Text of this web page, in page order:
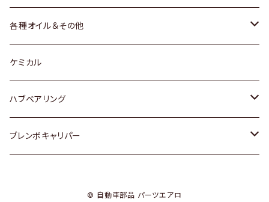
三菱
スバル
マツダ
マツダ
スバル
ホンダ
スズキ
日産
ダイハツ
各種オイル＆その他
ディーデル洗浄添加剤
ケミカル
ハブベアリング
トヨタ
ブレンボキャリパー
© 自動車部品 パーツエアロ